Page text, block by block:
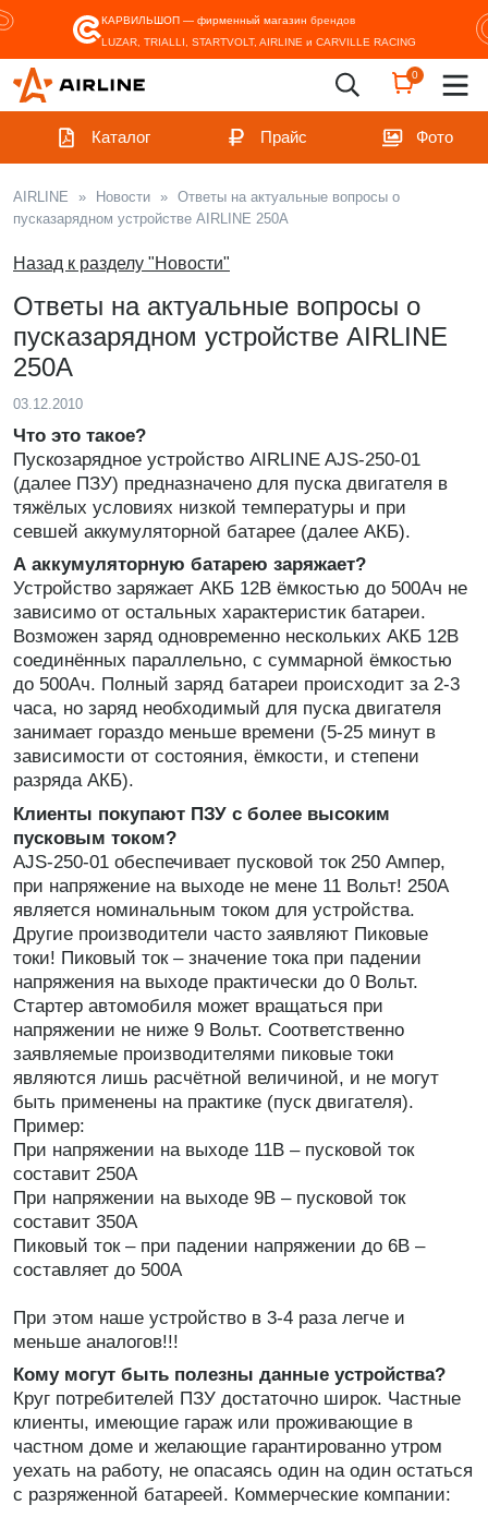
КАРВИЛЬШОП — фирменный магазин брендов
LUZAR, TRIALLI, STARTVOLT, AIRLINE и CARVILLE RACING
0
Каталог Прайс Фото
AIRLINE » Новости » Ответы на актуальные вопросы о
пусказарядном устройстве AIRLINE 250А
Назад к разделу "Новости"
Ответы на актуальные вопросы о
пусказарядном устройстве AIRLINE
250А
03.12.2010
Что это такое?
Пускозарядное устройство AIRLINE AJS-250-01
(далее ПЗУ) предназначено для пуска двигателя в
тяжёлых условиях низкой температуры и при
севшей аккумуляторной батарее (далее АКБ).
А аккумуляторную батарею заряжает?
Устройство заряжает АКБ 12В ёмкостью до 500Ач не
зависимо от остальных характеристик батареи.
Возможен заряд одновременно нескольких АКБ 12В
соединённых параллельно, с суммарной ёмкостью
до 500Ач. Полный заряд батареи происходит за 2-3
часа, но заряд необходимый для пуска двигателя
занимает гораздо меньше времени (5-25 минут в
зависимости от состояния, ёмкости, и степени
разряда АКБ).
Клиенты покупают ПЗУ с более высоким
пусковым током?
AJS-250-01 обеспечивает пусковой ток 250 Ампер,
при напряжение на выходе не мене 11 Вольт! 250А
является номинальным током для устройства.
Другие производители часто заявляют Пиковые
токи! Пиковый ток – значение тока при падении
напряжения на выходе практически до 0 Вольт.
Стартер автомобиля может вращаться при
напряжении не ниже 9 Вольт. Соответственно
заявляемые производителями пиковые токи
являются лишь расчётной величиной, и не могут
быть применены на практике (пуск двигателя).
Пример:
При напряжении на выходе 11В – пусковой ток
составит 250А
При напряжении на выходе 9В – пусковой ток
составит 350А
Пиковый ток – при падении напряжении до 6В –
составляет до 500А
При этом наше устройство в 3-4 раза легче и
меньше аналогов!!!
Кому могут быть полезны данные устройства?
Круг потребителей ПЗУ достаточно широк. Частные
клиенты, имеющие гараж или проживающие в
частном доме и желающие гарантированно утром
уехать на работу, не опасаясь один на один остаться
с разряженной батареей. Коммерческие компании: